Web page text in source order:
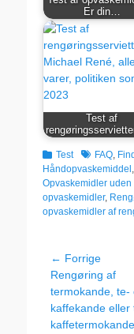
Er din…
Test af
kategorier
Test TagsFAQ,
Håndopvaskemiddel ,
Opvaskemidler
opvaskemidler,
opvaskemidler af
← Forrige
Forrige
indlæg:
Rengøring af
termokande, te-
kaffekande eller
kaffetermokande